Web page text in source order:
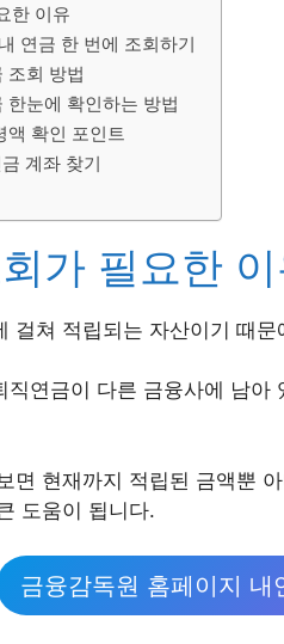
한 이유
연금 한 번에 조회하기
조회 방법
한눈에 확인하는 방법
액 확인 포인트
계좌 찾기
가 필요한
걸쳐 적립되는 자산이기 때
직연금이 다른 금융사에 남
면 현재까지 적립된 금액뿐
도움이 됩니다.
금융감독원 홈페이지 내